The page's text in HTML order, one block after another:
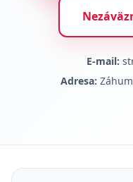
E-mail:
Adresa: